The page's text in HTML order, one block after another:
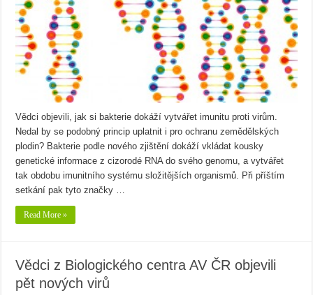
Vědci objevili, jak si bakterie dokáží vytvářet imunitu proti virům.
Nedal by se podobný princip uplatnit i pro ochranu zemědělských
plodin? Bakterie podle nového zjištění dokáží vkládat kousky
genetické informace z cizorodé RNA do svého genomu, a vytvářet
tak obdobu imunitního systému složitějších organismů. Při příštím
setkání pak tyto značky …
Read More »
Vědci z Biologického centra AV ČR objevili
pět nových virů